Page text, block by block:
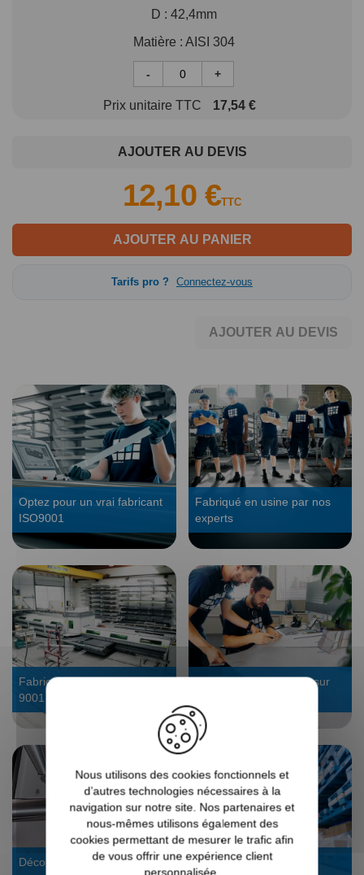
D : 42,4mm
Matière : AISI 304
- +
Prix unitaire TTC 17,54 €
AJOUTER AU PANIER
12,10 €TTC
AJOUTER AU DEVIS
Tarifs pro ? Connectez-vous
AJOUTER AU DEVIS
Optez pour un vrai fabricant
ISO9001
Fabriqué en usine par nos
experts
Fabrication 4.0 certifiée ISO
9001
Bureau d’étude : devis sur
Découpe laser tube : sur
Stock dispo, expédié en
Nous utilisons des cookies fonctionnels et
d’autres technologies nécessaires à la
navigation sur notre site. Nos partenaires et
nous-mêmes utilisons également des
cookies permettant de mesurer le trafic afin
de vous offrir une expérience client
personnalisée.